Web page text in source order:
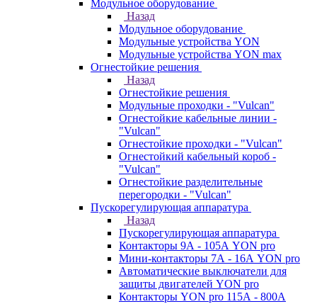
Модульное оборудование
Назад
Модульное оборудование
Модульные устройства YON
Модульные устройства YON max
Огнестойкие решения
Назад
Огнестойкие решения
Модульные проходки - "Vulcan"
Огнестойкие кабельные линии -
"Vulcan"
Огнестойкие проходки - "Vulcan"
Огнестойкий кабельный короб -
"Vulcan"
Огнестойкие разделительные
перегородки - "Vulcan"
Пускорегулирующая аппаратура
Назад
Пускорегулирующая аппаратура
Контакторы 9А - 105А YON pro
Мини-контакторы 7А - 16А YON pro
Автоматические выключатели для
защиты двигателей YON pro
Контакторы YON pro 115А - 800А